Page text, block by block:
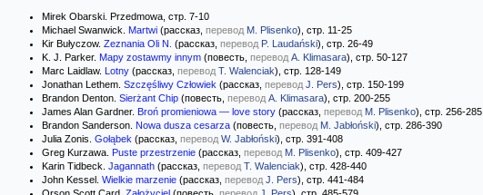
Mirek Obarski. Przedmowa, стр. 7-10
Michael Swanwick. Martwi (рассказ, перевод M. Plisenko), стр. 11-25
Kir Bułyczow. Zeznania Oli N. (рассказ, перевод P. Laudański), стр. 26-49
K. J. Parker. Mapy zostawmy innym (повесть, перевод A. Klimasara), стр. 50-127
Marc Laidlaw. Lotny (рассказ, перевод T. Walenciak), стр. 128-149
Jonathan Lethem. Szczęśliwy Człowiek (рассказ, перевод J. Pers), стр. 150-199
Brandon Denton. Sierżant Chip (повесть, перевод A. Klimasara), стр. 200-255
James Alan Gardner. Broń promieniowa — love story (рассказ, перевод M. Plisenko), стр. 256-285
Brandon Sanderson. Nowa dusza cesarza (повесть, перевод M. Jabłoński), стр. 286-390
Julia Zonis. Gołąbek (рассказ, перевод W. Jabłoński), стр. 391-408
Greg Kurzawa. Puste przestrzenie (рассказ, перевод M. Plisenko), стр. 409-427
Karin Tidbeck. Jagannath (рассказ, перевод T. Walenciak), стр. 428-440
John Kessel. Wielkie marzenie (рассказ, перевод J. Pers), стр. 441-484